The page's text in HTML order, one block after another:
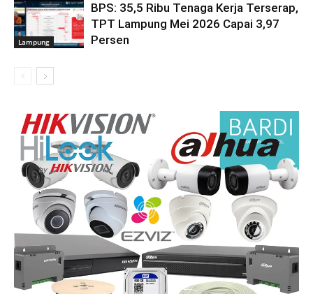
Lampung
BPS: 35,5 Ribu Tenaga Kerja Terserap,
TPT Lampung Mei 2026 Capai 3,97
Persen